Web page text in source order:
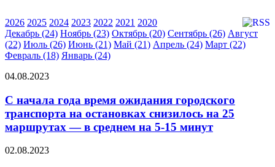
2026 2025 2024 2023 2022 2021 2020
Декабрь (24) Ноябрь (23) Октябрь (20) Сентябрь (26) Август
(22) Июль (26) Июнь (21) Май (21) Апрель (24) Март (22)
Февраль (18) Январь (24)
04.08.2023
С начала года время ожидания городского
транспорта на остановках снизилось на 25
маршрутах — в среднем на 5-15 минут
02.08.2023